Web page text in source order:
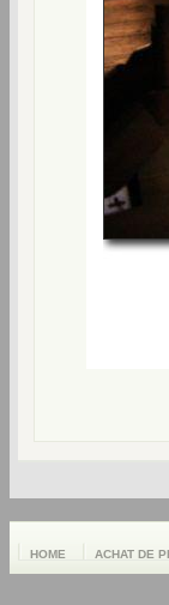
HOME ACHAT DE